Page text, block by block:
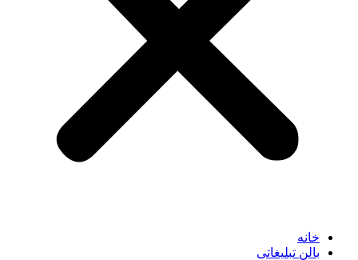
خانه
بالن تبلیغاتی